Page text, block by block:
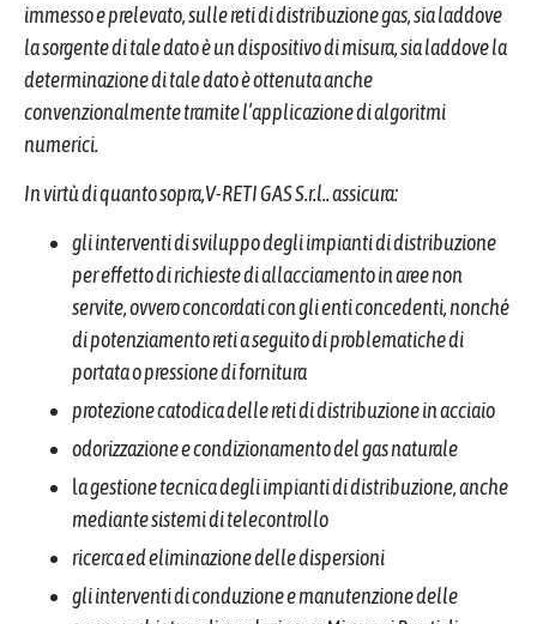
immesso e prelevato, sulle reti di distribuzione gas, sia laddove
la sorgente di tale dato è un dispositivo di misura, sia laddove la
determinazione di tale dato è ottenuta anche
convenzionalmente tramite l’applicazione di algoritmi
numerici.
In virtù di quanto sopra,V-RETI GAS S.r.l.. assicura:
gli interventi di sviluppo degli impianti di distribuzione
per effetto di richieste di allacciamento in aree non
servite, ovvero concordati con gli enti concedenti, nonché
di potenziamento reti a seguito di problematiche di
portata o pressione di fornitura
protezione catodica delle reti di distribuzione in acciaio
odorizzazione e condizionamento del gas naturale
la gestione tecnica degli impianti di distribuzione, anche
mediante sistemi di telecontrollo
ricerca ed eliminazione delle dispersioni
gli interventi di conduzione e manutenzione delle